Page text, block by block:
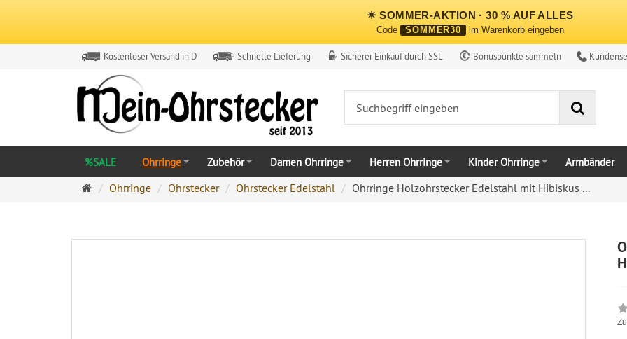
☀ SOMMER-AKTION · 30 % AUF ALLES
Code SOMMER30 im Warenkorb eingeben
Kostenloser Versand in D Schnelle Lieferung Sicherer Einkauf durch SSL Bonuspunkte sammeln
%SALE Ohrringe Zubehör Damen Ohrringe Herren Ohrringe Kinder Ohrringe Armbänder
Ohrringe
Ohrringe Ohrstecker Ohrstecker Edelstahl Ohrringe Holzohrstecker Edelstahl mit Hibiskus ...